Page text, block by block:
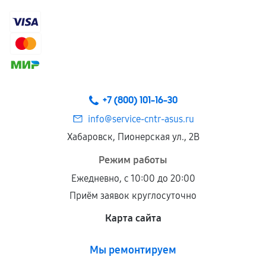
+7 (800) 101-16-30
info@service-cntr-asus.ru
Хабаровск, Пионерская ул., 2В
Режим работы
Ежедневно, с 10:00 до 20:00
Приём заявок круглосуточно
Карта сайта
Мы ремонтируем